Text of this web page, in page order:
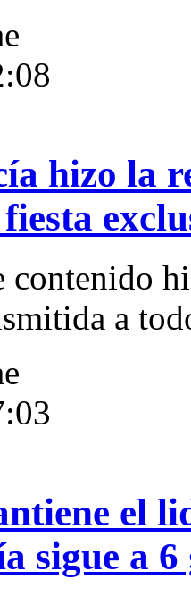
hizo la
contenido
a
el
sigue a 6